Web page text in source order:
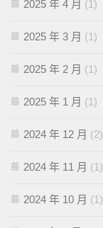
2025 年 4 月 (1)
2025 年 3 月 (1)
2025 年 2 月 (1)
2025 年 1 月 (1)
2024 年 12 月 (2)
2024 年 11 月 (1)
2024 年 10 月 (1)